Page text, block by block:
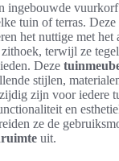
ingebouwde
tuin of terras.
het nuttige met het
terwijl ze
Deze
stijlen,
zijn voor iedere
en
ze de
uit.